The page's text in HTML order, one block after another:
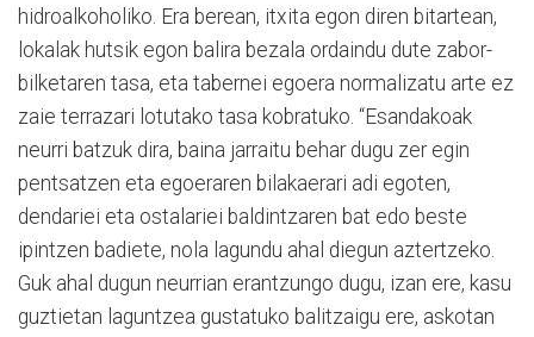
hidroalkoholiko. Era berean, itxita egon diren bitartean,
lokalak hutsik egon balira bezala ordaindu dute zabor-
bilketaren tasa, eta tabernei egoera normalizatu arte ez
zaie terrazari lotutako tasa kobratuko. “Esandakoak
neurri batzuk dira, baina jarraitu behar dugu zer egin
pentsatzen eta egoeraren bilakaerari adi egoten,
dendariei eta ostalariei baldintzaren bat edo beste
ipintzen badiete, nola lagundu ahal diegun aztertzeko.
Guk ahal dugun neurrian erantzungo dugu, izan ere, kasu
guztietan laguntzea gustatuko balitzaigu ere, askotan